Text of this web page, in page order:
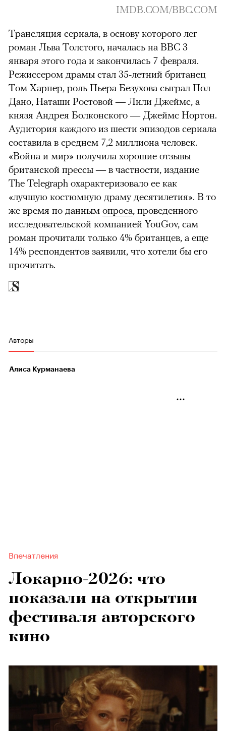
IMDB.COM/BBC.COM
Трансляция сериала, в основу которого лег
роман Льва Толстого, началась на BBC 3
января этого года и закончилась 7 февраля.
Режиссером драмы стал 35-летний британец
Том Харпер, роль Пьера Безухова сыграл Пол
Дано, Наташи Ростовой — Лили Джеймс, а
князя Андрея Болконского — Джеймс Нортон.
Аудитория каждого из шести эпизодов сериала
составила в среднем 7,2 миллиона человек.
«Война и мир» получила хорошие отзывы
британской прессы — в частности, издание
The Telegraph охарактеризовало ее как
«лучшую костюмную драму десятилетия». В то
же время по данным опроса, проведенного
исследовательской компанией YouGov, сам
роман прочитали только 4% британцев, а еще
14% респондентов заявили, что хотели бы его
прочитать.
Авторы
Алиса Курманаева
Впечатления
Локарно-2026: что
показали на открытии
фестиваля авторского
кино